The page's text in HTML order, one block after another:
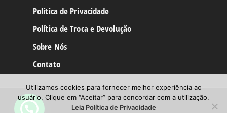
Política de Privacidade
Política de Troca e Devolução
Sobre Nós
Contato
Utilizamos cookies para fornecer melhor experiência ao
usuário. Clique em “Aceitar” para concordar com a utilização.
Leia Política de Privacidade